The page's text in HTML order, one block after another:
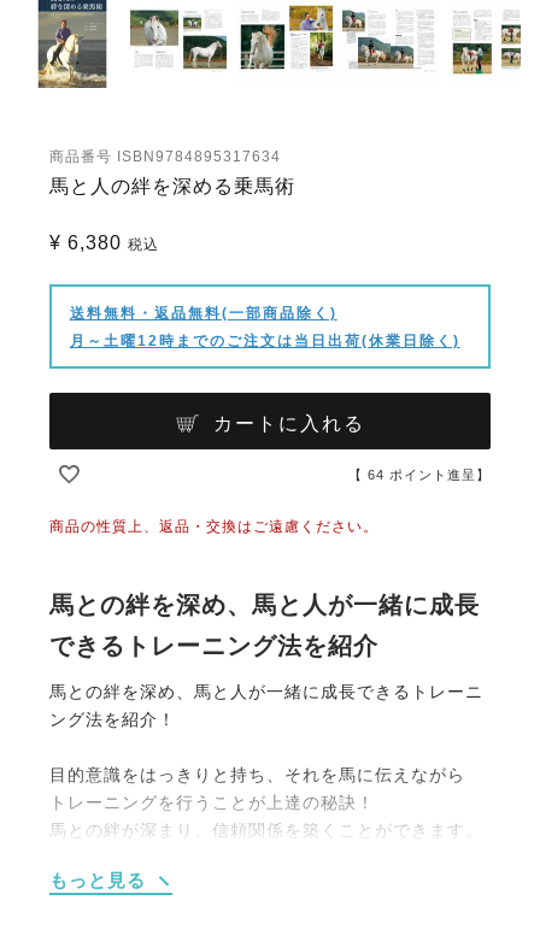
商品番号 ISBN9784895317634
馬と人の絆を深める乗馬術
¥ 6,380 税込
送料無料・返品無料(一部商品除く)
月～土曜12時までのご注文は当日出荷(休業日除く)
カートに入れる
【 64 ポイント進呈】
商品の性質上、返品・交換はご遠慮ください。
馬との絆を深め、馬と人が一緒に成長
できるトレーニング法を紹介
馬との絆を深め、馬と人が一緒に成長できるトレーニ
ング法を紹介！
目的意識をはっきりと持ち、それを馬に伝えながら
トレーニングを行うことが上達の秘訣！
馬との絆が深まり、信頼関係を築くことができます。
【本書のポイント】
もっと見る